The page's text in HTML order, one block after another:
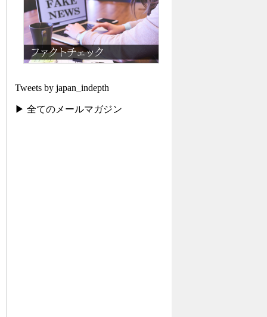
Tweets by japan_indepth
▶ 全てのメールマガジン